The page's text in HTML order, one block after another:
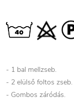
- 1 bal mellzseb.
- 2 elülső foltos zseb.
- Gombos záródás.